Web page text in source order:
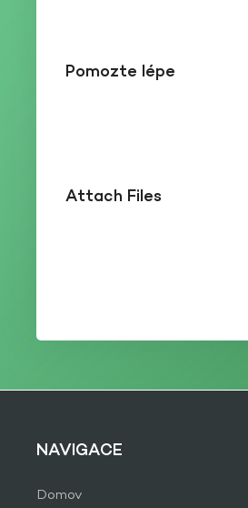
Pomozte lépe
Attach Files
NAVIGACE
Domov